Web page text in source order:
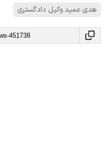
هدی عمید وکیل دادگستری